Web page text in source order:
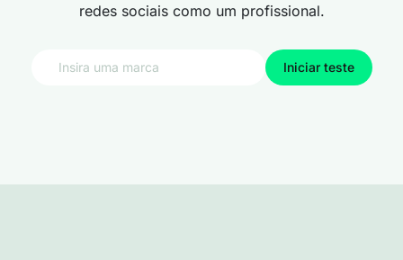
redes sociais como um profissional.
Iniciar teste